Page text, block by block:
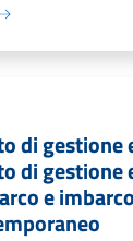
di gestione
di gestione
e